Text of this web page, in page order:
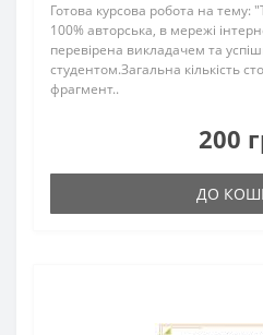
Готова курсова робота на тему:
100% авторська, в мережі
перевірена викладачем та
студентом.Загальна кількість
фрагмент..
200
ДО